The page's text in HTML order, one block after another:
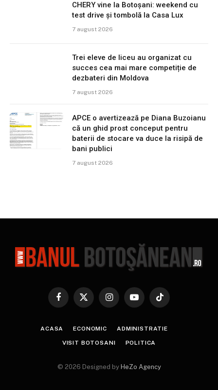
CHERY vine la Botoșani: weekend cu
test drive și tombolă la Casa Lux
7 august 2026
Trei eleve de liceu au organizat cu
succes cea mai mare competiție de
dezbateri din Moldova
7 august 2026
APCE o avertizează pe Diana Buzoianu
că un ghid prost conceput pentru
baterii de stocare va duce la risipă de
bani publici
7 august 2026
Facebook
X
InstagramYouTubeTikTok
ACASA ECONOMIC ADMINISTRATIE
VISIT BOTOSANI POLITICA
© 2026 Designed by HeZo Agency